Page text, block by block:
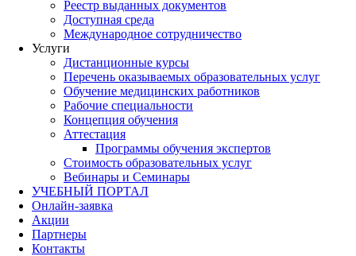
Реестр выданных документов
Доступная среда
Международное сотрудничество
Услуги
Дистанционные курсы
Перечень оказываемых образовательных услуг
Обучение медицинских работников
Рабочие специальности
Концепция обучения
Аттестация
Программы обучения экспертов
Стоимость образовательных услуг
Вебинары и Семинары
УЧЕБНЫЙ ПОРТАЛ
Онлайн-заявка
Акции
Партнеры
Контакты